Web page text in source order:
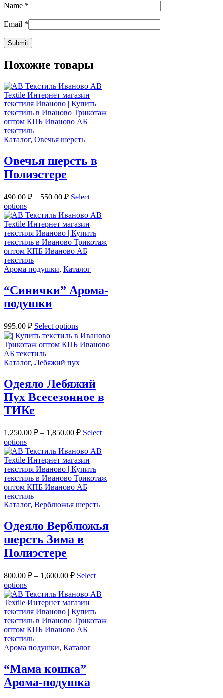
Name *
Email *
Похожие товары
Каталог, Овечья шерсть
Овечья шерсть в
Полиэстере
490.00 ₽ – 550.00 ₽ Select
options
Арома подушки, Каталог
“Синички” Арома-
подушки
995.00 ₽ Select options
Каталог, Лебяжий пух
Одеяло Лебяжий
Пух Всесезонное в
ТИКе
1,250.00 ₽ – 1,850.00 ₽ Select
options
Каталог, Верблюжья шерсть
Одеяло Верблюжья
шерсть Зима в
Полиэстере
800.00 ₽ – 1,600.00 ₽ Select
options
Арома подушки, Каталог
“Мама кошка”
Арома-подушка